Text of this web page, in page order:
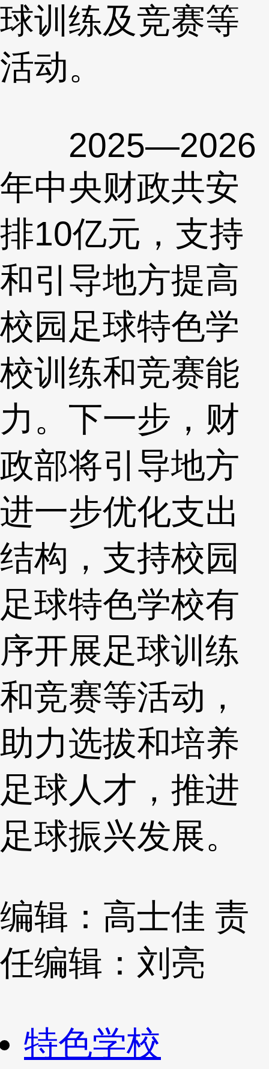
球训练及竞赛等
活动。
2025—2026
年中央财政共安
排10亿元，支持
和引导地方提高
校园足球特色学
校训练和竞赛能
力。下一步，财
政部将引导地方
进一步优化支出
结构，支持校园
足球特色学校有
序开展足球训练
和竞赛等活动，
助力选拔和培养
足球人才，推进
足球振兴发展。
编辑：高士佳 责
任编辑：刘亮
特色学校